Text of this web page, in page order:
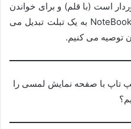
است (با قلم) و برای خواندن
/ نوشتن / ترسیم / طراحی مانند NoteBook به یک تبلت تبدیل می
توصیه می کنیم.
لپ تاپ با صفحه نمایش لمسی را